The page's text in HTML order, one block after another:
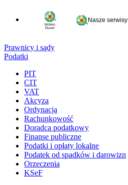
Nasze serwisy
Prawnicy i sądy
Podatki
PIT
CIT
VAT
Akcyza
Ordynacja
Rachunkowość
Doradca podatkowy
Finanse publiczne
Podatki i opłaty lokalne
Podatek od spadków i darowizn
Orzeczenia
KSeF